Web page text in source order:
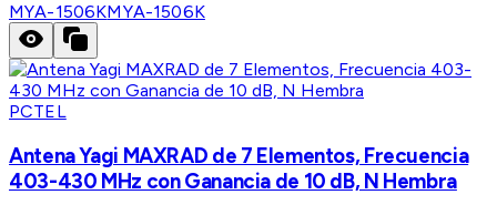
MYA-1506KMYA-1506K
PCTEL
Antena Yagi MAXRAD de 7 Elementos, Frecuencia
403-430 MHz con Ganancia de 10 dB, N Hembra